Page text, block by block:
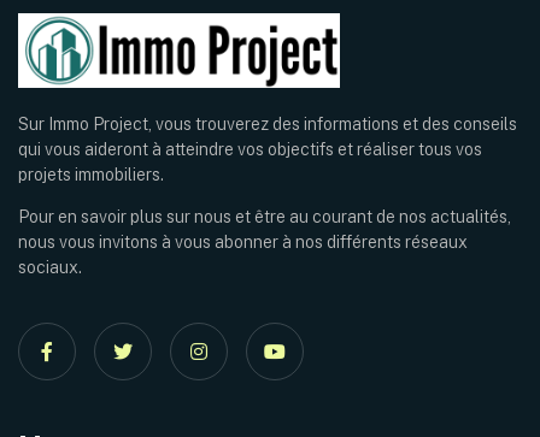
Sur Immo Project, vous trouverez des informations et des conseils
qui vous aideront à atteindre vos objectifs et réaliser tous vos
projets immobiliers.
Pour en savoir plus sur nous et être au courant de nos actualités,
nous vous invitons à vous abonner à nos différents réseaux
sociaux.